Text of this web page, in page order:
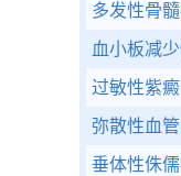
多发性骨
血小板减
过敏性紫癜
弥散性血
垂体性侏